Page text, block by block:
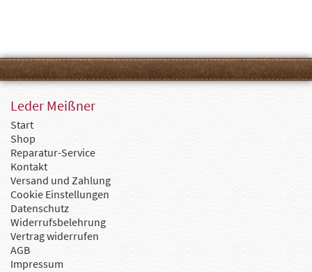
Leder Meißner
Start
Shop
Reparatur-Service
Kontakt
Versand und Zahlung
Cookie Einstellungen
Datenschutz
Widerrufsbelehrung
Vertrag widerrufen
AGB
Impressum